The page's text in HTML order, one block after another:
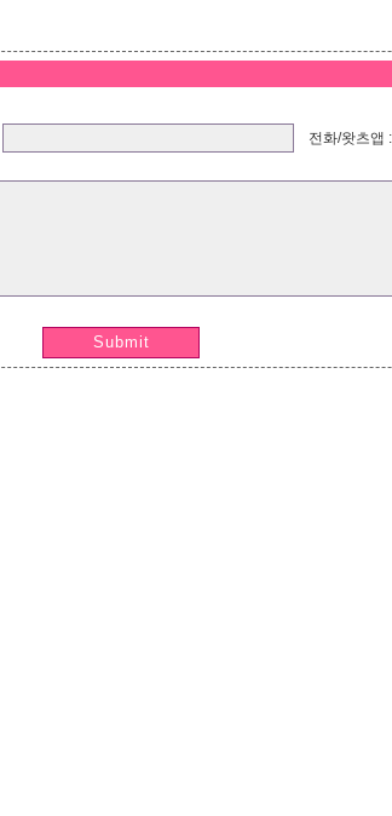
전화/왓츠앱
Submit